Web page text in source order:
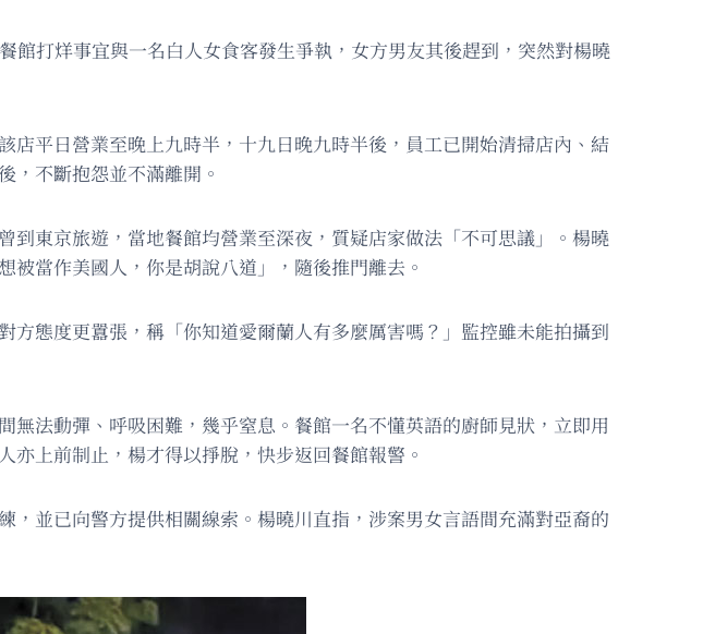
打烊事宜與一名白人女食客發生爭執，女方男友其後趕到，突然對楊曉
平日營業至晚上九時半，十九日晚九時半後，員工已開始清掃店內、結
，不斷抱怨並不滿離開。
東京旅遊，當地餐館均營業至深夜，質疑店家做法「不可思議」。楊曉
當作美國人，你是胡說八道」，隨後推門離去。
態度更囂張，稱「你知道愛爾蘭人有多麼厲害嗎？」監控雖未能拍攝到
法動彈、呼吸困難，幾乎窒息。餐館一名不懂英語的廚師見狀，立即用
上前制止，楊才得以掙脫，快步返回餐館報警。
並已向警方提供相關線索。楊曉川直指，涉案男女言語間充滿對亞裔的